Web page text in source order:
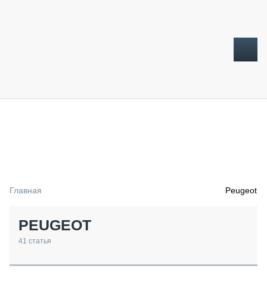
ТЕХНИКА КРУПНЫМ ПЛАНОМ
Главная Peugeot
PEUGEOT
41 статья